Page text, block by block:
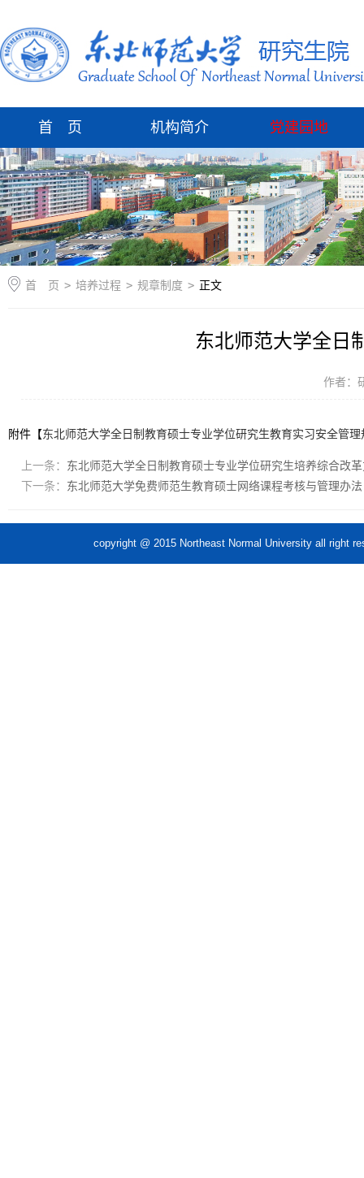
首 页 机构简介 党建园地
首 页 > 培养过程 > 规章制度 > 正文
东北师范大学全日
作者：
附件【东北师范大学全日制教育硕士专业学位研究生教育实习安全管
上一条： 东北师范大学全日制教育硕士专业学位研究生培养综合改
下一条： 东北师范大学免费师范生教育硕士网络课程考核与管理办法
copyright @ 2015 Northeast Normal University all